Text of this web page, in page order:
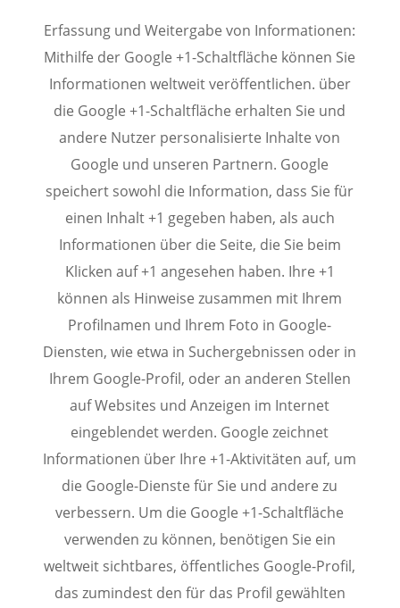
Erfassung und Weitergabe von Informationen:
Mithilfe der Google +1-Schaltfläche können Sie
Informationen weltweit veröffentlichen. über
die Google +1-Schaltfläche erhalten Sie und
andere Nutzer personalisierte Inhalte von
Google und unseren Partnern. Google
speichert sowohl die Information, dass Sie für
einen Inhalt +1 gegeben haben, als auch
Informationen über die Seite, die Sie beim
Klicken auf +1 angesehen haben. Ihre +1
können als Hinweise zusammen mit Ihrem
Profilnamen und Ihrem Foto in Google-
Diensten, wie etwa in Suchergebnissen oder in
Ihrem Google-Profil, oder an anderen Stellen
auf Websites und Anzeigen im Internet
eingeblendet werden. Google zeichnet
Informationen über Ihre +1-Aktivitäten auf, um
die Google-Dienste für Sie und andere zu
verbessern. Um die Google +1-Schaltfläche
verwenden zu können, benötigen Sie ein
weltweit sichtbares, öffentliches Google-Profil,
das zumindest den für das Profil gewählten